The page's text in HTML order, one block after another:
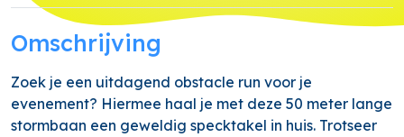
Omschrijving
Zoek je een uitdagend obstacle run voor je
evenement? Hiermee haal je met deze 50 meter lange
stormbaan een geweldig specktakel in huis. Trotseer